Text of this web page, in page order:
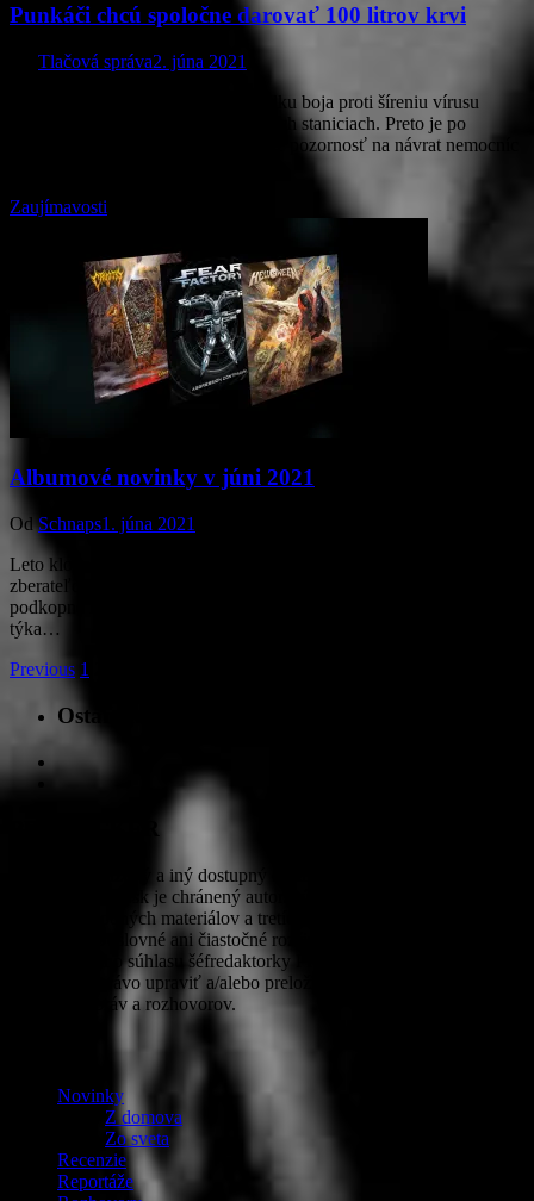
Punkáči chcú spoločne darovať 100 litrov krvi
Tlačová správa2. júna 2021
Počas koronakrízy vznikol v dôsledku boja proti šíreniu vírusu
akútny nedostatok krvi v transfúznych staniciach. Preto je po
uvoľnení opatrení namieste upriamiť pozornosť na návrat nemocníc
Zaujímavosti
Albumové novinky v júni 2021
Od Schnaps1. júna 2021
Leto klope na dvere a s ním aj čas letných dovoleniek. Vášnivým
zberateľom ale pri šetrení na prímorské radovánky jún možno
podkopne nohy. Môžeme povedať, že takýto silný mesiac, čo sa
týka…
Previous 1
Ostaňme v kontakte
Textový, obrazový a iný dostupný obsah na stránkach
www.prorocker.sk je chránený autorskými právami PROROCKER,
autorov pôvodných materiálov a tretích strán na základe dohody s
redakciou. Doslovné ani čiastočné rozširovanie obsahu nie je možné
bez písomného súhlasu šéfredaktorky PROROCKER. Redakcia si
vyhradzuje právo upraviť a/alebo preložiť do slovenčiny obsah
tlačových správ a rozhovorov.
Novinky
Z domova
Zo sveta
Recenzie
Reportáže